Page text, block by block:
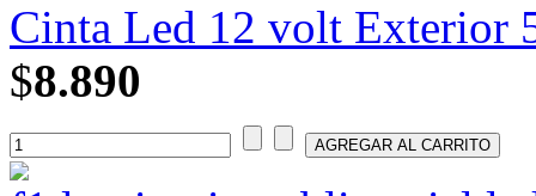
Cinta Led 12 volt Exterior
$8.890